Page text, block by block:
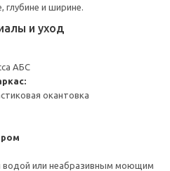
глубине и ширине.
и уход
АБС
окантовка
водой или неабразивным моющим